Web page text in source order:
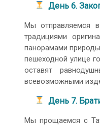
День 6.
Мы отправляемся
традициями
панорамами
пешеходной улице
оставят
всевозможными
День 7.
Мы прощаемся с